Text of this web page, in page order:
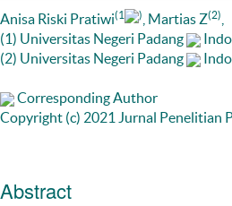
Anisa Riski Pratiwi(1 ) , Martias Z(2)
(1) Universitas Negeri Padang
(2) Universitas Negeri Padang
Corresponding Author
Copyright (c) 2021 Jurnal Penelitian
Abstract